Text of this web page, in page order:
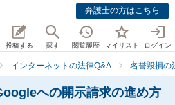
弁護士の方はこちら
投稿する 探す 閲覧履歴 マイリスト ログイン
インターネットの法律Q&A 名誉毀損の
への開示請求の進め方